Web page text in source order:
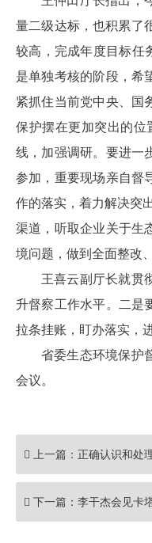
量二级达标，也积累了
较高，完成年度目标任
是单独考核的阶段，希
紧抓住当前党中央、国
保护摆在更加突出的位
线，加强调研。要进一
参加，重要现场亲自督
作的落实，着力解决突
渠道，听取企业关于生
境问题，做到全面整改
王喜云副厅长就贯
升督察工作水平。二是
拉条挂账，盯办落实，
省委生态环境保护
会议。
上一篇： 正确认识和处
下一篇： 李干杰会见卡